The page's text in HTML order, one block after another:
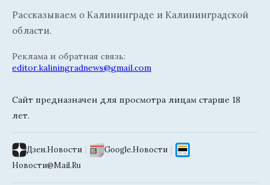
Рассказываем о Калининграде и Калининградской
области.
Реклама и обратная связь:
editor.kaliningradnews@gmail.com
Сайт предназначен для просмотра лицам старше 18
лет.
Дзен.Новости | Google.Новости |
Новости@Mail.Ru